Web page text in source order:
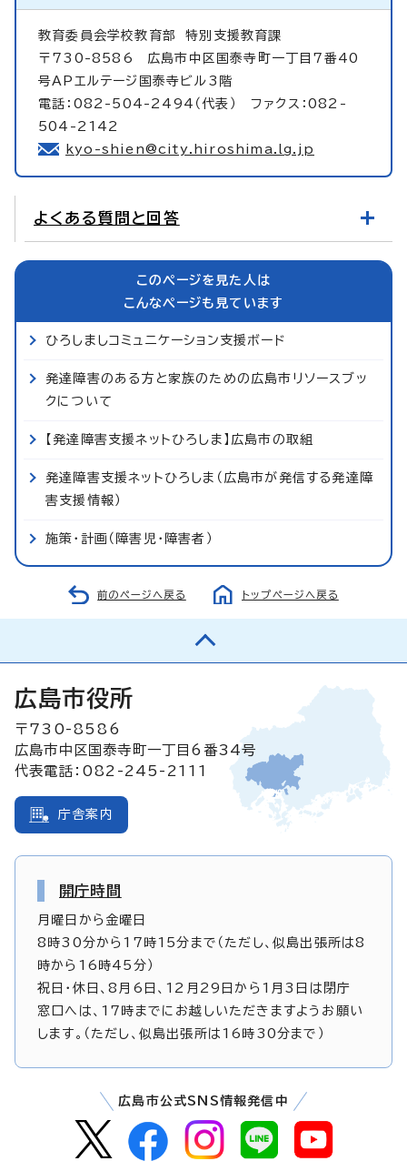
教育委員会学校教育部特別支援教育課
〒730-8586 広島市中区国泰寺町一丁目7番40
号APエルテージ国泰寺ビル3階
電話：082-504-2494（代表） ファクス：082-
504-2142
kyo-shien@city.hiroshima.lg.jp
よくある質問と回答
このページを見た人は
こんなページも見ています
ひろしましコミュニケーション支援ボード
発達障害のある方と家族のための広島市リソースブッ
クについて
【発達障害支援ネットひろしま】広島市の取組
発達障害支援ネットひろしま（広島市が発信する発達障
害支援情報）
施策・計画（障害児・障害者）
前のページへ戻る トップページへ戻る
広島市役所
〒730-8586
広島市中区国泰寺町一丁目6番34号
代表電話：082-245-2111
庁舎案内
開庁時間
月曜日から金曜日
8時30分から17時15分まで（ただし、似島出張所は8
時から16時45分）
祝日・休日、8月6日、12月29日から1月3日は閉庁
窓口へは、17時までにお越しいただきますようお願い
します。（ただし、似島出張所は16時30分まで）
広島市公式SNS情報発信中